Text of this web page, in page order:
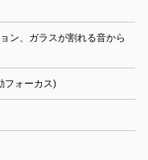
ン、ガラスが割れる音から
フォーカス)